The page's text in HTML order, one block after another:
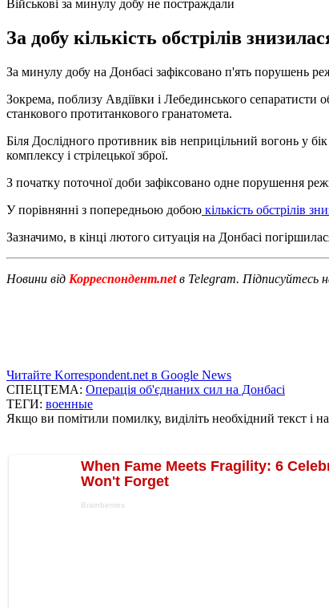
Військові за минулу добу не постраждали
За добу кількість обстрілів
За минулу добу на Донбасі зафіксовано п'ять порушень
Зокрема, поблизу Авдіївки і Лебединського сепаратисти
станкового протитанкового гранатомета.
Біля Дослідного противник вів неприцільний вогонь у
комплексу і стрілецької зброї.
З початку поточної доби зафіксовано одне порушення
У порівнянні з попередньою добою кількість обстрілів
Зазначимо, в кінці лютого ситуація на Донбасі
Новини від Корреспондент.netв Telegram. Підписуйтесь
Читайте Korrespondent.net в Google News
СПЕЦТЕМА: Операція об'єднаних сил на Донбасі
ТЕГИ: военные
Якщо ви помітили помилку, виділіть необхідний текст і